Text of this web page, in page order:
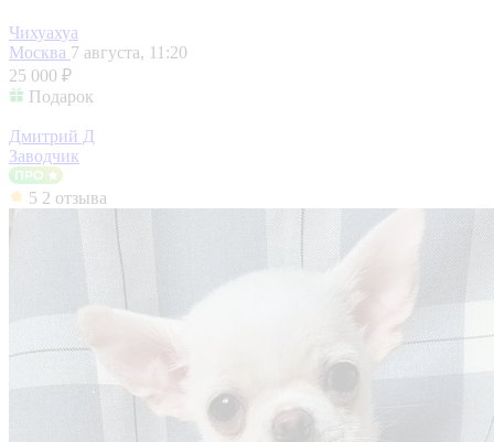
Чихуахуа
Москва 7 августа, 11:20
25 000 ₽
Подарок
Дмитрий Д
Заводчик
5 2 отзыва